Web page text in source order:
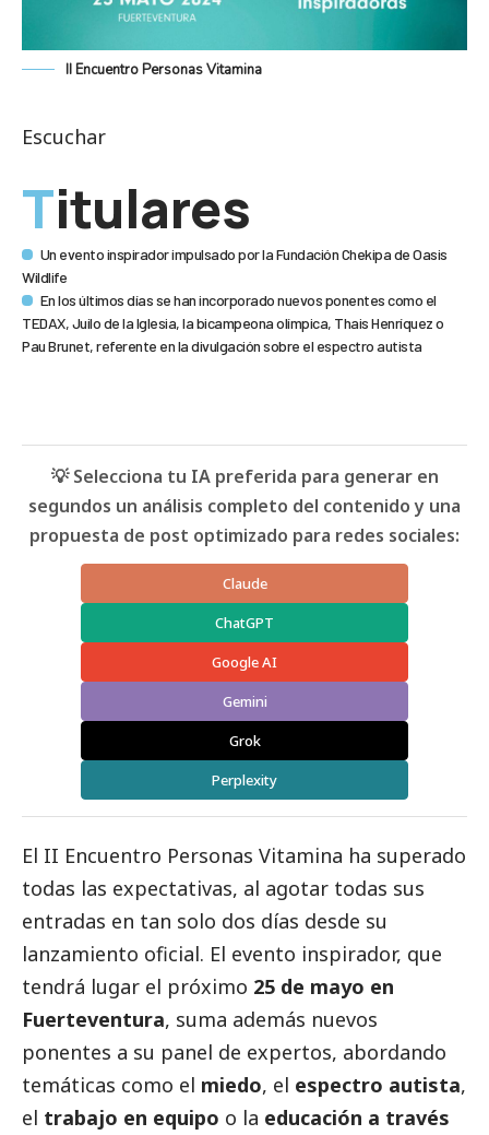
II Encuentro Personas Vitamina
Escuchar
Titulares
Un evento inspirador impulsado por la Fundación Chekipa de Oasis
Wildlife
En los últimos días se han incorporado nuevos ponentes como el
TEDAX, Juilo de la Iglesia, la bicampeona olímpica, Thais Henríquez o
Pau Brunet, referente en la divulgación sobre el espectro autista
💡 Selecciona tu IA preferida para generar en
segundos un análisis completo del contenido y una
propuesta de post optimizado para redes sociales:
Claude
ChatGPT
Google AI
Gemini
Grok
Perplexity
El II Encuentro Personas Vitamina ha superado
todas las expectativas, al agotar todas sus
entradas en tan solo dos días desde su
lanzamiento oficial. El evento inspirador, que
tendrá lugar el próximo 25 de mayo en
Fuerteventura, suma además nuevos
ponentes a su panel de expertos, abordando
temáticas como el miedo, el espectro autista,
el trabajo en equipo o la educación a través